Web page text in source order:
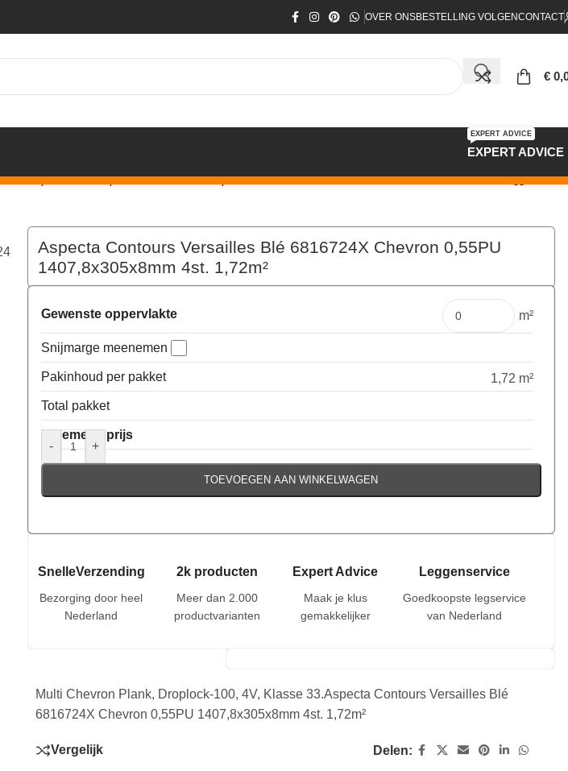
OVER ONSBESTELLING VOLGENCONTACT
€
EXPERT ADVICE
EXPERT ADVICE
0,55PU 1407,8x305x8mm 4st. 1,72m²
Aspecta Contours Versailles Blé 6816724X Chevron 0,55PU
1407,8x305x8mm 4st. 1,72m²
€77,00 per pak
Gewenste oppervlakte m²
Snijmarge meenemen
Pakinhoud per pakket
1,72 m²
Total pakket
Algemene prijs
-
+
TOEVOEGEN AAN WINKELWAGEN
SnelleVerzending
Bezorging door heel
Nederland
2k producten
Meer dan 2.000
productvarianten
Expert Advice
Maak je klus
gemakkelijker
Leggenservice
Goedkoopste legservice
van Nederland
Multi Chevron Plank, Droplock-100, 4V, Klasse 33.Aspecta Contours Versailles Blé
6816724X Chevron 0,55PU 1407,8x305x8mm 4st. 1,72m²
Vergelijk Delen: